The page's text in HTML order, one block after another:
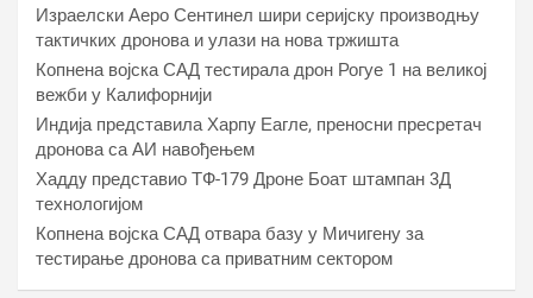
Израелски Аеро Сентинел шири серијску производњу
тактичких дронова и улази на нова тржишта
Копнена војска САД тестирала дрон Рогуе 1 на великој
вежби у Калифорнији
Индија представила Харпy Еагле, преносни пресретач
дронова са АИ навођењем
Хаддy представио ТФ-179 Дроне Боат штампан 3Д
технологијом
Копнена војска САД отвара базу у Мичигену за
тестирање дронова са приватним сектором